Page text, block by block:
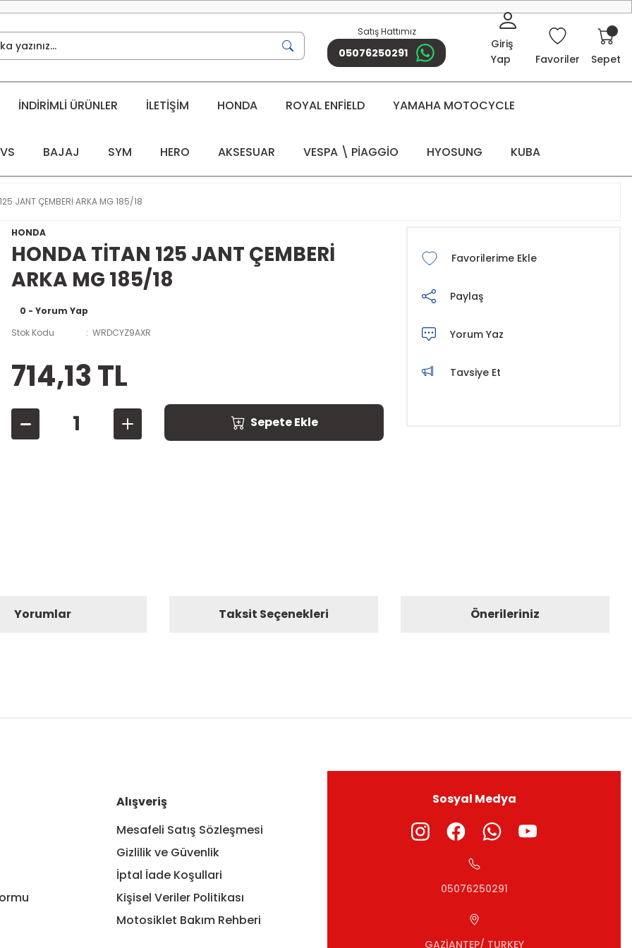
Satış Hattımız
05076250291
Giriş
Yap
Favoriler Sepet
İNDİRİMLİ ÜRÜNLER İLETİŞİM HONDA ROYAL ENFİELD YAMAHA MOTOCYCLE
BAJAJ SYM HERO AKSESUAR VESPA \ PİAGGİO HYOSUNG KUBA
JANT ÇEMBERİ ARKA MG 185/18
HONDA
HONDA TİTAN 125 JANT ÇEMBERİ
ARKA MG 185/18
0 - Yorum Yap
Stok Kodu
WRDCYZ9AXR
714,13 TL
Sepete Ekle
Paylaş
Yorum Yaz
Tavsiye Et
Yorumlar Taksit Seçenekleri Önerileriniz
Alışveriş
Mesafeli Satış Sözleşmesi
Gizlilik ve Güvenlik
İptal İade Koşullari
Kişisel Veriler Politikası
Motosiklet Bakım Rehberi
Sosyal Medya
05076250291
GAZİANTEP/ TURKEY